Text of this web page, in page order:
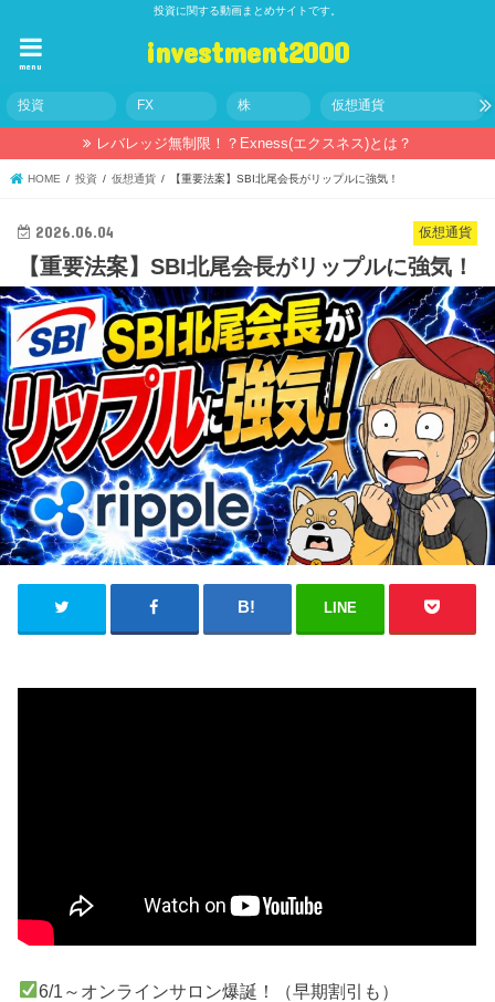
投資に関する動画まとめサイトです。
investment2000
menu
投資 FX 株 仮想通貨
レバレッジ無制限！？Exness(エクスネス)とは？
HOME 投資 仮想通貨 【重要法案】SBI北尾会長がリップルに強気！
仮想通貨
2026.06.04
【重要法案】SBI北尾会長がリップルに強気！
LINE
6/1～オンラインサロン爆誕！（早期割引も）